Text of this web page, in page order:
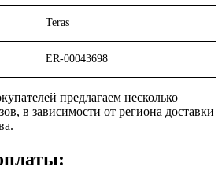
Teras
ER-00043698
предлагаем несколько
в зависимости от региона доставки